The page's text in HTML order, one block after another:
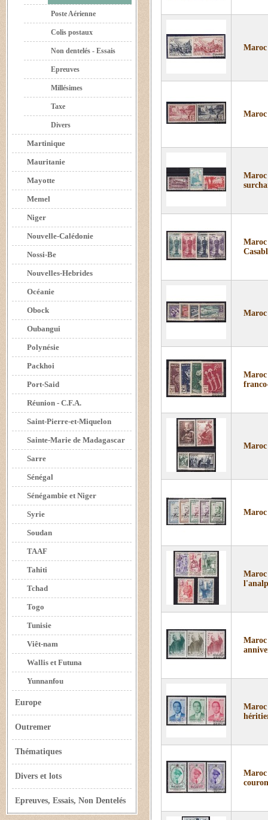
Poste Aérienne
Colis postaux
Non dentelés - Essais
Epreuves
Millésimes
Taxe
Divers
Martinique
Mauritanie
Mayotte
Memel
Niger
Nouvelle-Calédonie
Nossi-Be
Nouvelles-Hebrides
Océanie
Obock
Oubangui
Polynésie
Packhoi
Port-Said
Réunion - C.F.A.
Saint-Pierre-et-Miquelon
Sainte-Marie de Madagascar
Sarre
Sénégal
Sénégambie et Niger
Syrie
Soudan
TAAF
Tahiti
Tchad
Togo
Tunisie
Viêt-nam
Wallis et Futuna
Yunnanfou
Europe
Outremer
Thématiques
Divers et lots
Epreuves, Essais, Non Dentelés
Maroc
Maroc
Maroc
Maroc
Maroc
Maroc
Maroc
Maroc
Maroc
Maroc